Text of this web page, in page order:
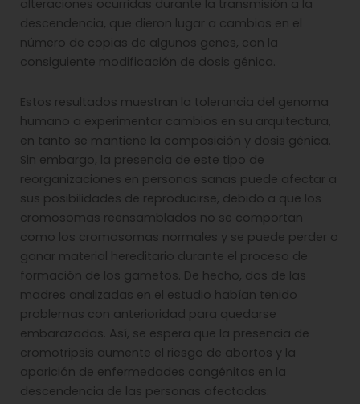
alteraciones ocurridas durante la transmisión a la
descendencia, que dieron lugar a cambios en el
número de copias de algunos genes, con la
consiguiente modificación de dosis génica.
Estos resultados muestran la tolerancia del genoma
humano a experimentar cambios en su arquitectura,
en tanto se mantiene la composición y dosis génica.
Sin embargo, la presencia de este tipo de
reorganizaciones en personas sanas puede afectar a
sus posibilidades de reproducirse, debido a que los
cromosomas reensamblados no se comportan
como los cromosomas normales y se puede perder o
ganar material hereditario durante el proceso de
formación de los gametos. De hecho, dos de las
madres analizadas en el estudio habían tenido
problemas con anterioridad para quedarse
embarazadas. Así, se espera que la presencia de
cromotripsis aumente el riesgo de abortos y la
aparición de enfermedades congénitas en la
descendencia de las personas afectadas.